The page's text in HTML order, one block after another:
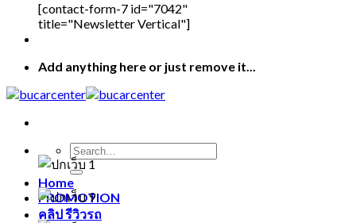
[contact-form-7 id="7042"
title="Newsletter Vertical"]
Add anything here or just remove it...
Home
PROMOTION
คลิป รีวิวรถ